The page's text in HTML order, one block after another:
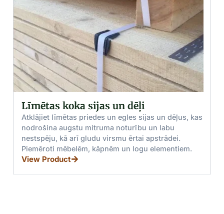
un dēļus, kas
un labu
apstrādei.
elementiem.
Zāģmateriāli: Priede un egle
būvniecībai
Augstas kvalitātes priedes un egles
kas ideāli piemēroti būvniecībai.
draudzīgas īpašības un daudzpusīgas